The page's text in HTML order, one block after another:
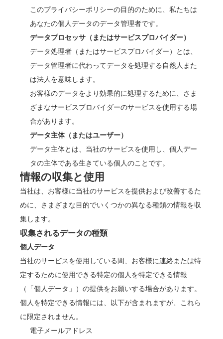
このプライバシーポリシーの目的のために、私たちは
あなたの個人データのデータ管理者です。
データプロセッサ（またはサービスプロバイダー）
データ処理者（またはサービスプロバイダー）とは、
データ管理者に代わってデータを処理する自然人また
は法人を意味します。
お客様のデータをより効果的に処理するために、さま
ざまなサービスプロバイダーのサービスを使用する場
合があります。
データ主体（またはユーザー）
データ主体とは、当社のサービスを使用し、個人デー
タの主体である生きている個人のことです。
情報の収集と使用
当社は、お客様に当社のサービスを提供および改善するた
めに、さまざまな目的でいくつかの異なる種類の情報を収
集します。
収集されるデータの種類
個人データ
当社のサービスを使用している間、お客様に連絡または特
定するために使用できる特定の個人を特定できる情報
（「個人データ」）の提供をお願いする場合があります。
個人を特定できる情報には、以下が含まれますが、これら
に限定されません。
電子メールアドレス